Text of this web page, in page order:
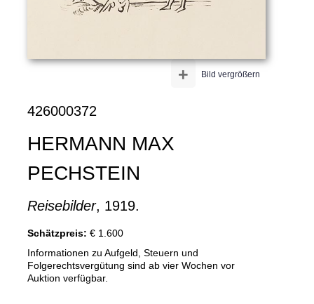
Bild vergrößern
+
426000372
HERMANN MAX
PECHSTEIN
Reisebilder, 1919.
Schätzpreis: € 1.600
Informationen zu Aufgeld, Steuern und
Folgerechtsvergütung sind ab vier Wochen vor
Auktion verfügbar.